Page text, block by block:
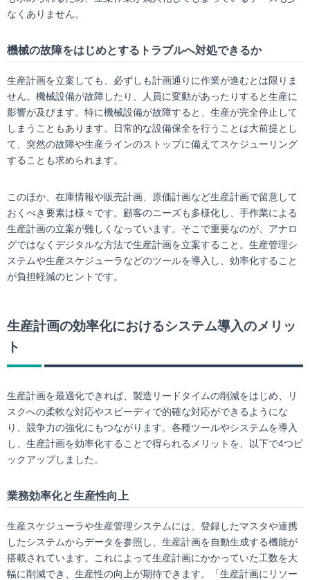
なくありません。
機械の故障をはじめとするトラブルへ対処できるか
生産計画を立案しても、必ずしも計画通りに作業が進むとは限りま
せん。機械設備が故障したり、人員に変動があったりすると生産に
影響が及びます。特に機械設備が故障すると、生産が完全停止して
しまうこともあります。日常的な設備保全を行うことは大前提とし
て、突然の故障や生産ラインのストップに備えてスケジューリング
することも求められます。
このほか、在庫情報や販売計画、原価計画など生産計画で留意して
おくべき要素は様々です。顧客のニーズも多様化し、手作業による
生産計画の立案が難しくなっています。そこで重要なのが、アナロ
グではなくデジタルな方法で生産計画を立案すること。生産管理シ
ステムや生産スケジューラなどのツールを導入し、効率化すること
が負担軽減のヒントです。
生産計画の効率化におけるシステム導入のメリッ
ト
生産計画を最適化できれば、製造リードタイムの削減をはじめ、リ
スクへの柔軟な対応やスピーディで的確な対応ができるようにな
り、競争力の強化にもつながります。各種ツールやシステムを導入
し、生産計画を効率化することで得られるメリットを、以下で4つピ
ックアップしました。
業務効率化と生産性向上
生産スケジューラや生産管理システムには、登録したマスタや連携
したシステムからデータを参照し、生産計画を自動生成する機能が
搭載されています。これによって生産計画にかかっていた工数を大
幅に削減でき、生産性の向上が期待できます。「生産計画にリソー